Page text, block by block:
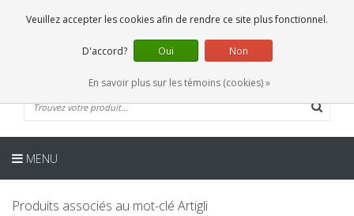
0 Articles
FR
MENU
Produits associés au mot-clé Artigli
Veuillez accepter les cookies afin de rendre ce site plus fonctionnel.
D'accord? Oui Non
En savoir plus sur les témoins (cookies) »